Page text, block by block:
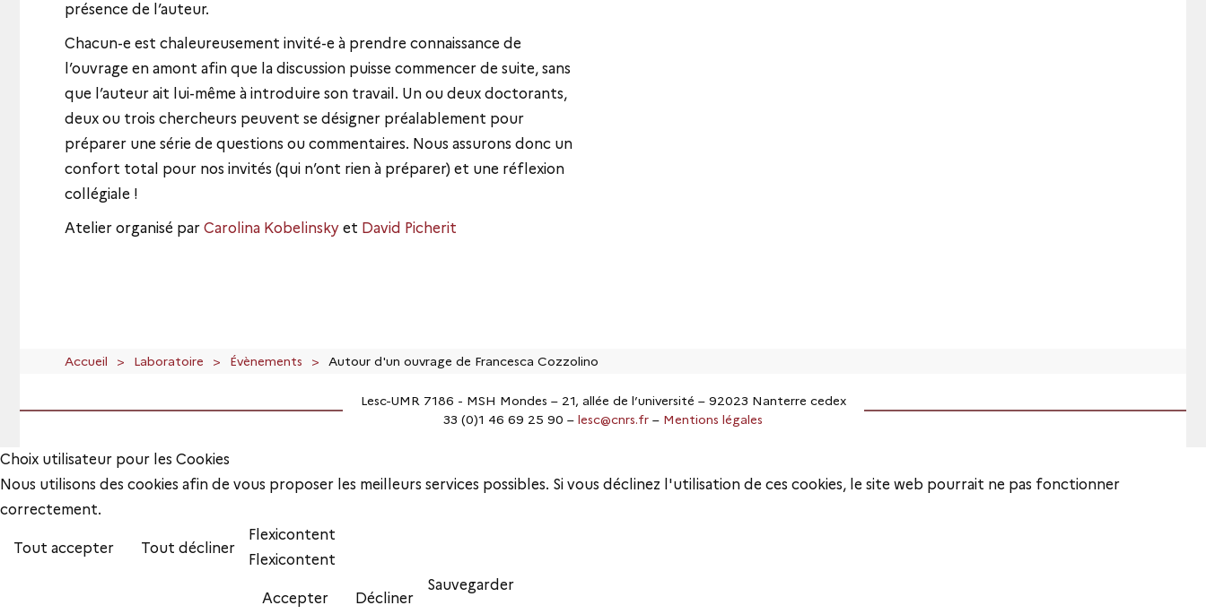
présence de l’auteur.
Chacun-e est chaleureusement invité-e à prendre connaissance de
l’ouvrage en amont afin que la discussion puisse commencer de suite, sans
que l’auteur ait lui-même à introduire son travail. Un ou deux doctorants,
deux ou trois chercheurs peuvent se désigner préalablement pour
préparer une série de questions ou commentaires. Nous assurons donc un
confort total pour nos invités (qui n’ont rien à préparer) et une réflexion
collégiale !
Atelier organisé par Carolina Kobelinsky et David Picherit
Accueil Laboratoire Évènements Autour d'un ouvrage de Francesca Cozzolino
Lesc-UMR 7186 - MSH Mondes – 21, allée de l’université – 92023 Nanterre cedex
33 (0)1 46 69 25 90 – lesc@cnrs.fr – Mentions légales
Choix utilisateur pour les Cookies
Nous utilisons des cookies afin de vous proposer les meilleurs services possibles. Si vous déclinez l'utilisation de ces cookies, le site web pourrait ne pas fonctionner
correctement.
Tout accepter Tout décliner
Flexicontent
Flexicontent
Accepter Décliner
Sauvegarder